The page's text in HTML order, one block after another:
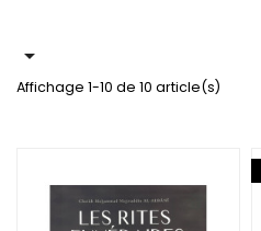

Affichage 1-10 de 10 article(s)